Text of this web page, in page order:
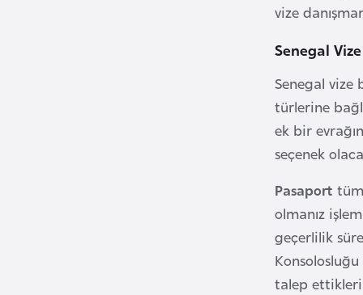
vize
Senegal
Senegal vize
türlerine
ek bir
seçenek
Pasaport
olmanız
geçerlilik
talep ettikleri